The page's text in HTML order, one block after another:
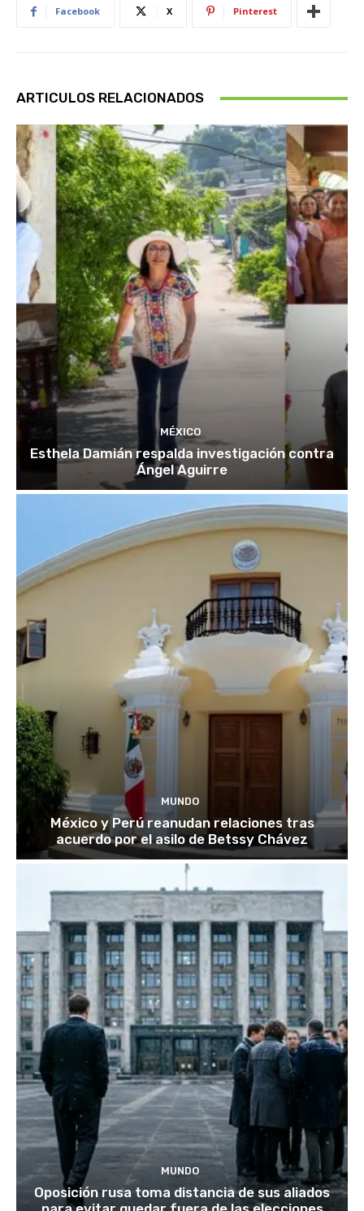
Facebook X Pinterest
ARTICULOS RELACIONADOS
MÉXICO
Esthela Damián respalda investigación contra
Ángel Aguirre
MUNDO
México y Perú reanudan relaciones tras
acuerdo por el asilo de Betssy Chávez
MUNDO
Oposición rusa toma distancia de sus aliados